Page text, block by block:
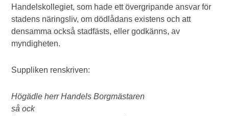
Handelskollegiet, som hade ett övergripande ansvar för
stadens näringsliv, om dödlådans existens och att
densamma också stadfästs, eller godkänns, av
myndigheten.
Suppliken renskriven:
Högädle herr Handels Borgmästaren
så ock